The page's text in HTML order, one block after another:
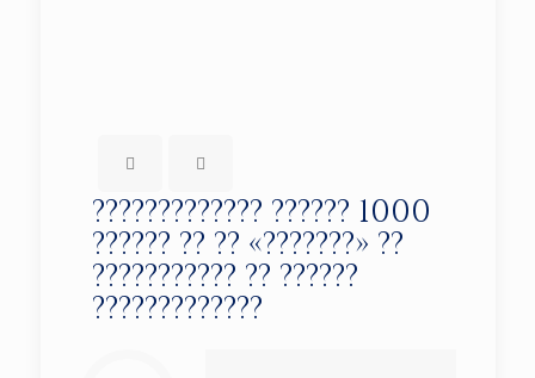
????????????? ?????? 1000
?????? ?? ?? «???????» ??
??????????? ?? ??????
?????????????